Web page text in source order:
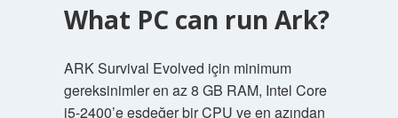
What PC can run Ark?
ARK Survival Evolved için minimum
gereksinimler en az 8 GB RAM, Intel Core
i5-2400’e eşdeğer bir CPU ve en azından